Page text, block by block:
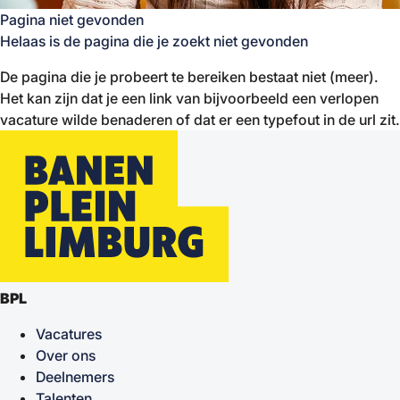
Pagina niet gevonden
Helaas is de pagina die je zoekt niet gevonden
De pagina die je probeert te bereiken bestaat niet (meer).
Het kan zijn dat je een link van bijvoorbeeld een verlopen
vacature wilde benaderen of dat er een typefout in de url zit.
BPL
Vacatures
Over ons
Deelnemers